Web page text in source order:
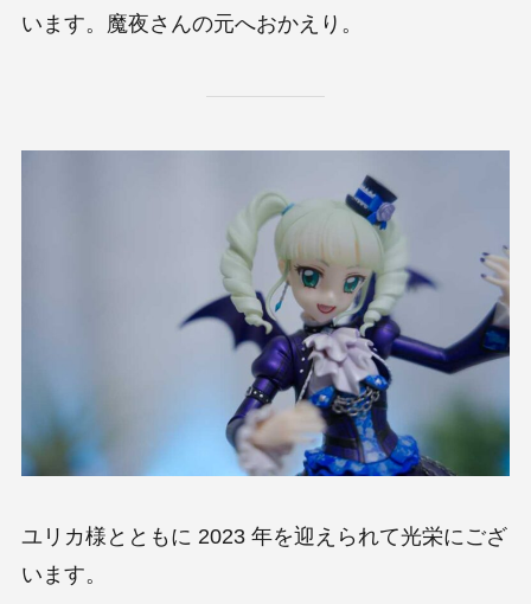
います。魔夜さんの元へおかえり。
ユリカ様とともに 2023 年を迎えられて光栄にござ
います。